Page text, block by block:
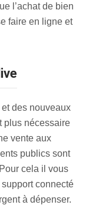
l’achat de bien
faire en ligne et
des nouveaux
plus nécessaire
vente aux
publics sont
cela il vous
connecté
à dépenser.